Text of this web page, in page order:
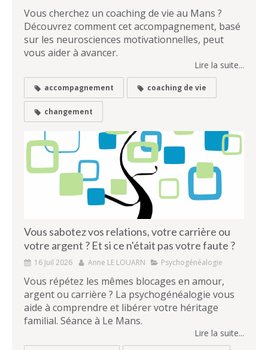
Vous cherchez un coaching de vie au Mans ?
Découvrez comment cet accompagnement, basé
sur les neurosciences motivationnelles, peut
vous aider à avancer.
Lire la suite...
accompagnement coaching de vie
changement
Vous sabotez vos relations, votre carrière ou
votre argent ? Et si ce n'était pas votre faute ?
16 Juil 2026 Anne LE LOUARN Psychogénéalogie
Vous répétez les mêmes blocages en amour,
argent ou carrière ? La psychogénéalogie vous
aide à comprendre et libérer votre héritage
familial. Séance à Le Mans.
Lire la suite...